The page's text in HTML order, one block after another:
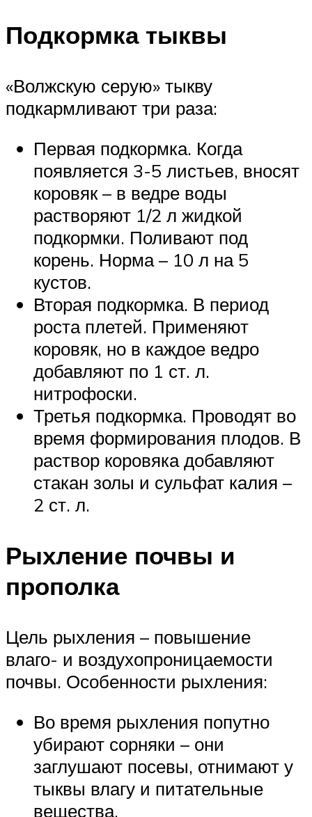
Подкормка тыквы
«Волжскую серую» тыкву
подкармливают три раза:
Первая подкормка. Когда
появляется 3-5 листьев, вносят
коровяк – в ведре воды
растворяют 1/2 л жидкой
подкормки. Поливают под
корень. Норма – 10 л на 5
кустов.
Вторая подкормка. В период
роста плетей. Применяют
коровяк, но в каждое ведро
добавляют по 1 ст. л.
нитрофоски.
Третья подкормка. Проводят во
время формирования плодов. В
раствор коровяка добавляют
стакан золы и сульфат калия –
2 ст. л.
Рыхление почвы и
прополка
Цель рыхления – повышение
влаго- и воздухопроницаемости
почвы. Особенности рыхления:
Во время рыхления попутно
убирают сорняки – они
заглушают посевы, отнимают у
тыквы влагу и питательные
вещества.